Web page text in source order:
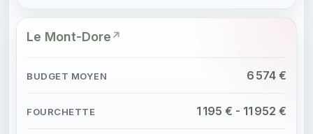
Le Mont-Dore
6 574 €
1 195 € - 11 952 €